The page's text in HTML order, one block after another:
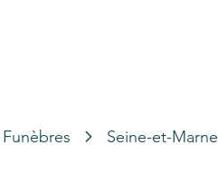
Seine-et-Marne